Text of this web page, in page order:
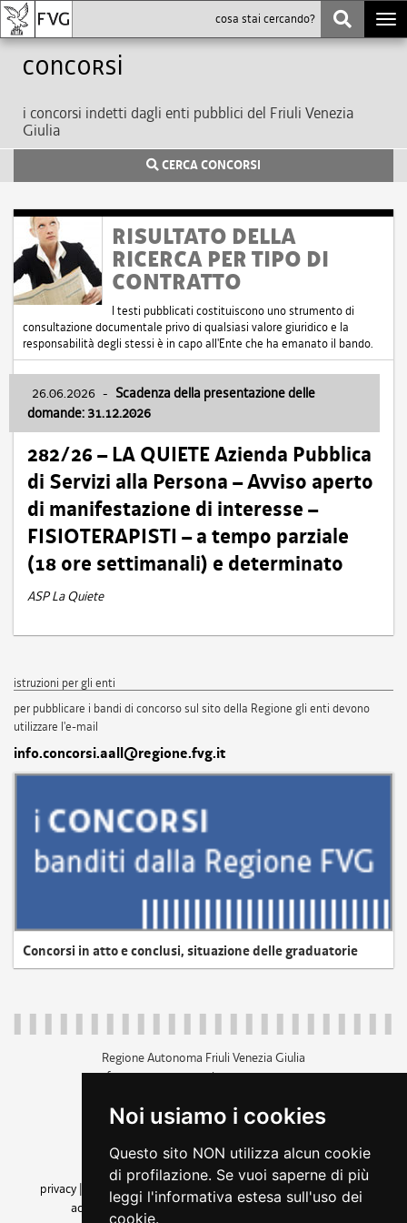
Noi usiamo i cookies
Questo sito NON utilizza alcun cookie
di profilazione. Se vuoi saperne di più
leggi l'informativa estesa sull'uso dei
cookie.
Concorsi
i concorsi indetti dagli enti pubblici del Friuli Venezia
Giulia
CERCA CONCORSI
RISULTATO DELLA
RICERCA PER TIPO DI
CONTRATTO
I testi pubblicati costituiscono uno strumento di
consultazione documentale privo di qualsiasi valore giuridico e la
responsabilità degli stessi è in capo all'Ente che ha emanato il bando.
26.06.2026 - Scadenza della presentazione delle
domande: 31.12.2026
282/26 – LA QUIETE Azienda Pubblica
di Servizi alla Persona – Avviso aperto
di manifestazione di interesse –
FISIOTERAPISTI – a tempo parziale
(18 ore settimanali) e determinato
ASP La Quiete
istruzioni per gli enti
per pubblicare i bandi di concorso sul sito della Regione gli enti devono
utilizzare l'e-mail
info.concorsi.aall@regione.fvg.it
Concorsi in atto e conclusi, situazione delle graduatorie
Regione Autonoma Friuli Venezia Giulia
c.f. 80014930327; p.iva 00526040324
+39 040 3771111
amministrazione trasparente
privacy
cookie |note legali accessibilità
dichiarazione di
accessibilità| feedback cambio preferenze cookie